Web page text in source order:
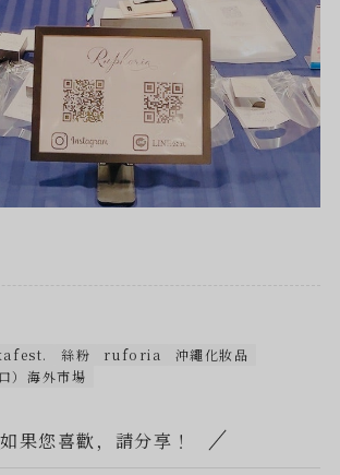
絲粉 ruforia
沖繩化妝品
）海外市場
如果您喜歡，請分享！